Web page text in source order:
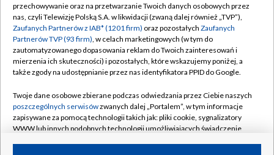
Abonament TVP
Emisja w TVP
Centrum informacji TVP
Naziemna Telewizja Cyfrowa
Rada Programowa
System NOS
Informacje o nadawcy
Regulamin TVP
Polityka prywatności
Moje zgody
Pomoc
Kontakt
Kanały
przechowywanie oraz na przetwarzanie Twoich danych osobowych przez
nas, czyli Telewizję Polską S.A. w likwidacji (zwaną dalej również „TVP”),
Zaufanych Partnerów z IAB* (1201 firm) oraz pozostałych Zaufanych
Partnerów TVP (93 firm), w celach marketingowych (w tym do
zautomatyzowanego dopasowania reklam do Twoich zainteresowań i
mierzenia ich skuteczności) i pozostałych, które wskazujemy poniżej, a
także zgody na udostępnianie przez nas identyfikatora PPID do Google.
Twoje dane osobowe zbierane podczas odwiedzania przez Ciebie naszych
poszczególnych serwisówzwanych dalej „Portalem”, w tym informacje
zapisywane za pomocą technologii takich jak: pliki cookie, sygnalizatory
WWW lub innych podobnych technologii umożliwiających świadczenie